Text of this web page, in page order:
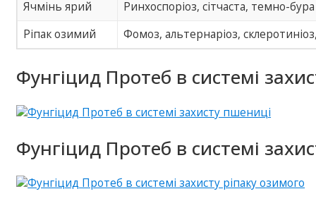
Ячмінь ярий
Ринхоспоріоз, сітчаста, темно-
Ріпак озимий
Фомоз, альтернаріоз,
Фунгіцид Протеб в системі
Фунгіцид Протеб в системі